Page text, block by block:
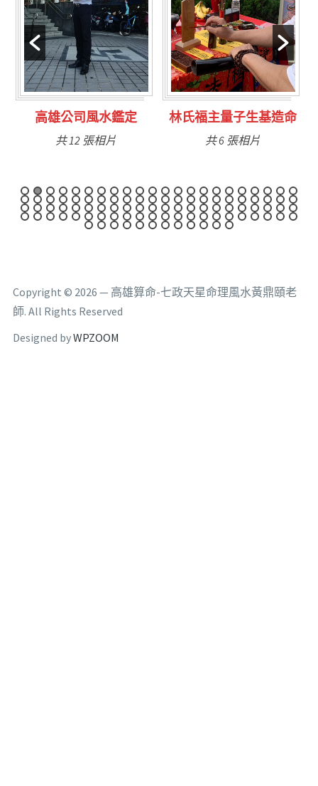
林氏福主量子生基造命
共 6 張相片
台南永康風水鑑定
共 9 張相片
Copyright © 2026 — 高雄算命-七政天星命理風水黃鼎頤老
師. All Rights Reserved
Designed byWPZOOM